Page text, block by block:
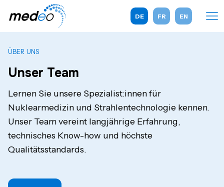
DE FR EN
ÜBER UNS
Unser Team
Lernen Sie unsere Spezialist:innen für
Nuklearmedizin und Strahlentechnologie kennen.
Unser Team vereint langjährige Erfahrung,
technisches Know-how und höchste
Qualitätsstandards.